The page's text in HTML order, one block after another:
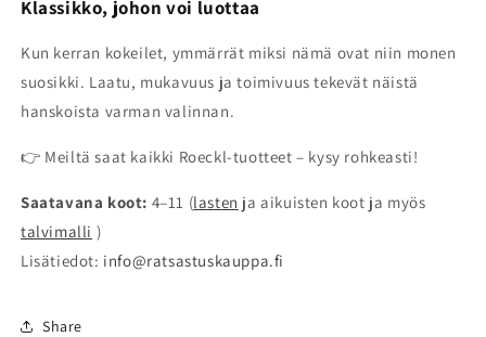
Klassikko, johon voi luottaa
Kun kerran kokeilet, ymmärrät miksi nämä ovat niin monen
suosikki. Laatu, mukavuus ja toimivuus tekevät näistä
hanskoista varman valinnan.
👉 Meiltä saat kaikki Roeckl-tuotteet – kysy rohkeasti!
Saatavana koot: 4–11 (lasten ja aikuisten koot ja myös
talvimalli )
Lisätiedot: info@ratsastuskauppa.fi
Share